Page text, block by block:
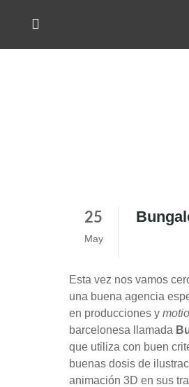
25
May
Esta vez nos vamos
una buena agencia
en producciones y
barcelonesa llamada
que utiliza con buen
buenas dosis de
animación 3D en sus